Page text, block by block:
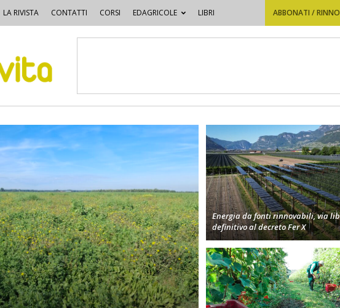
LA RIVISTA CONTATTI CORSI EDAGRICOLE LIBRI ABBONATI /
Energia da fonti rinnovabili, via
definitivo al decreto Fer X